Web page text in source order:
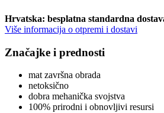
Hrvatska: besplatna standardna
Više informacija o otpremi i dostavi
Značajke i prednosti
mat završna obrada
netoksično
dobra mehanička svojstva
100% prirodni i obnovljivi resursi